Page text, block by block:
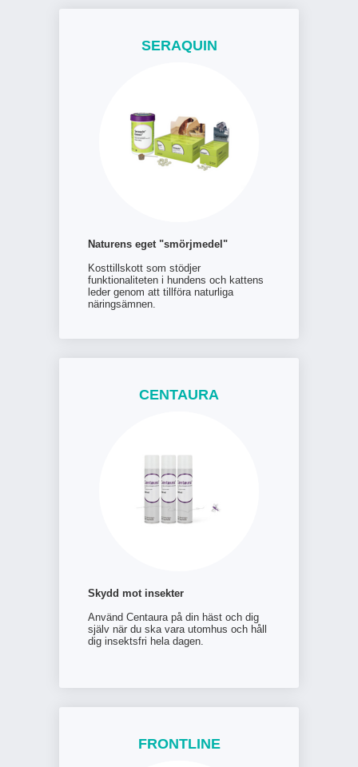
SERAQUIN
Naturens eget "smörjmedel"
Kosttillskott som stödjer
funktionaliteten i hundens och kattens
leder genom att tillföra naturliga
näringsämnen.
CENTAURA
Skydd mot insekter
Använd Centaura på din häst och dig
själv när du ska vara utomhus och håll
dig insektsfri hela dagen.
FRONTLINE